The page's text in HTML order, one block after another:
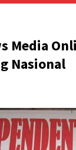
Media
Nasional